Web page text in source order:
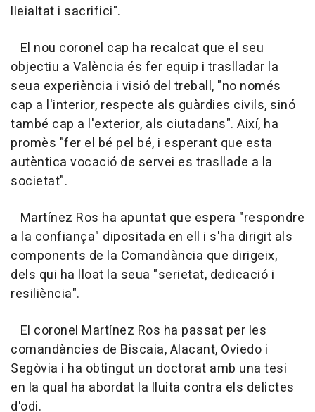
lleialtat i sacrifici".
El nou coronel cap ha recalcat que el seu
objectiu a València és fer equip i traslladar la
seua experiència i visió del treball, "no només
cap a l'interior, respecte als guàrdies civils, sinó
també cap a l'exterior, als ciutadans". Així, ha
promès "fer el bé pel bé, i esperant que esta
autèntica vocació de servei es trasllade a la
societat".
Martínez Ros ha apuntat que espera "respondre
a la confiança" dipositada en ell i s'ha dirigit als
components de la Comandància que dirigeix,
dels qui ha lloat la seua "serietat, dedicació i
resiliència".
El coronel Martínez Ros ha passat per les
comandàncies de Biscaia, Alacant, Oviedo i
Segòvia i ha obtingut un doctorat amb una tesi
en la qual ha abordat la lluita contra els delictes
d'odi.